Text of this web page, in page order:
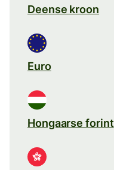
Deense kroon
Euro
Hongaarse forint